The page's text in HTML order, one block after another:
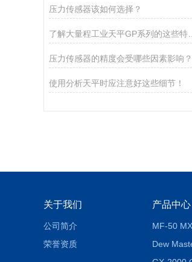
压力传感器该如何选择？
了解大量程工业天平GP系列的这些特点很有必要
压力传感器的精度会受哪些因素影响？
使用分析天平时应注意好这些细节！
关于我们
公司简介
荣誉资质
产品中心